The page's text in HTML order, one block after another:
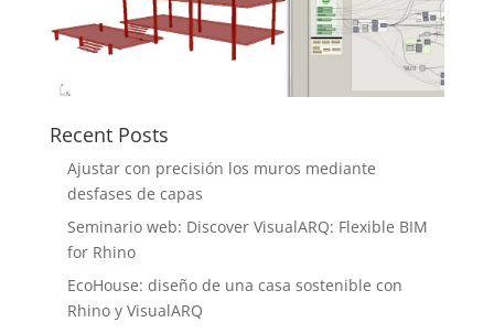
Recent Posts
Ajustar con precisión los muros mediante
desfases de capas
Seminario web: Discover VisualARQ: Flexible BIM
for Rhino
EcoHouse: diseño de una casa sostenible con
Rhino y VisualARQ